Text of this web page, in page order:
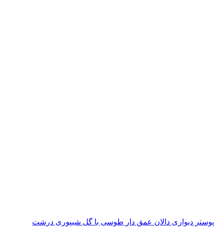
پوستر دیواری دالان عمق دار طوسی با گل شیپوری درشت